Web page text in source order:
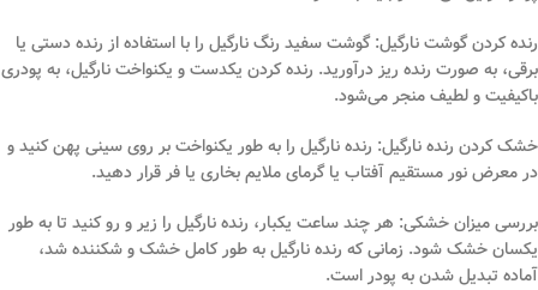
رنده کردن گوشت نارگیل: گوشت سفید رنگ نارگیل را با استفاده از رنده دستی یا
برقی، به صورت رنده ریز درآورید. رنده کردن یکدست و یکنواخت نارگیل، به پودری
باکیفیت و لطیف منجر می‌شود.
خشک کردن رنده نارگیل: رنده نارگیل را به طور یکنواخت بر روی سینی پهن کنید و
در معرض نور مستقیم آفتاب یا گرمای ملایم بخاری یا فر قرار دهید.
بررسی میزان خشکی: هر چند ساعت یکبار، رنده نارگیل را زیر و رو کنید تا به طور
یکسان خشک شود. زمانی که رنده نارگیل به طور کامل خشک و شکننده شد،
آماده تبدیل شدن به پودر است.